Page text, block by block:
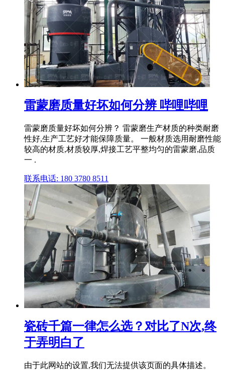
雷蒙磨质量好坏如何分辨 哔哩哔哩
雷蒙磨质量好坏如何分辨？ 雷蒙磨生产材质的种类耐磨
性好,生产工艺好才能保障质量。 一般材质选用耐磨性能
较高的材质,材质较厚,焊接工艺平整均匀的雷蒙磨,品质
一 .
联系电话: 180 3780 8511
瓷砖千篇一律怎么选？对比了N次,终
于弄明白了
由于此网站的设置,我们无法提供该页面的具体描述。